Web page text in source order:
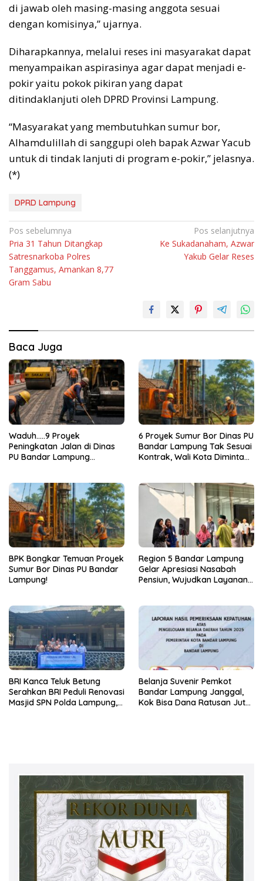
di jawab oleh masing-masing anggota sesuai
dengan komisinya,” ujarnya.
Diharapkannya, melalui reses ini masyarakat dapat
menyampaikan aspirasinya agar dapat menjadi e-
pokir yaitu pokok pikiran yang dapat
ditindaklanjuti oleh DPRD Provinsi Lampung.
“Masyarakat yang membutuhkan sumur bor,
Alhamdulillah di sanggupi oleh bapak Azwar Yacub
untuk di tindak lanjuti di program e-pokir,” jelasnya.
(*)
DPRD Lampung
Navigasi
pos
Pos sebelumnya
Pria 31 Tahun Ditangkap
Satresnarkoba Polres
Tanggamus, Amankan 8,77
Gram Sabu
Pos selanjutnya
Ke Sukadanaham, Azwar
Yakub Gelar Reses
Baca Juga
Waduh…..9 Proyek
Peningkatan Jalan di Dinas
PU Bandar Lampung
6 Proyek Sumur Bor Dinas PU
Bandar Lampung Tak Sesuai
Kontrak, Wali Kota Diminta
BPK Bongkar Temuan Proyek
Sumur Bor Dinas PU Bandar
Lampung!
Region 5 Bandar Lampung
Gelar Apresiasi Nasabah
Pensiun, Wujudkan Layanan
BRI Kanca Teluk Betung
Serahkan BRI Peduli Renovasi
Masjid SPN Polda Lampung,
Belanja Suvenir Pemkot
Bandar Lampung Janggal,
Kok Bisa Dana Ratusan Juta